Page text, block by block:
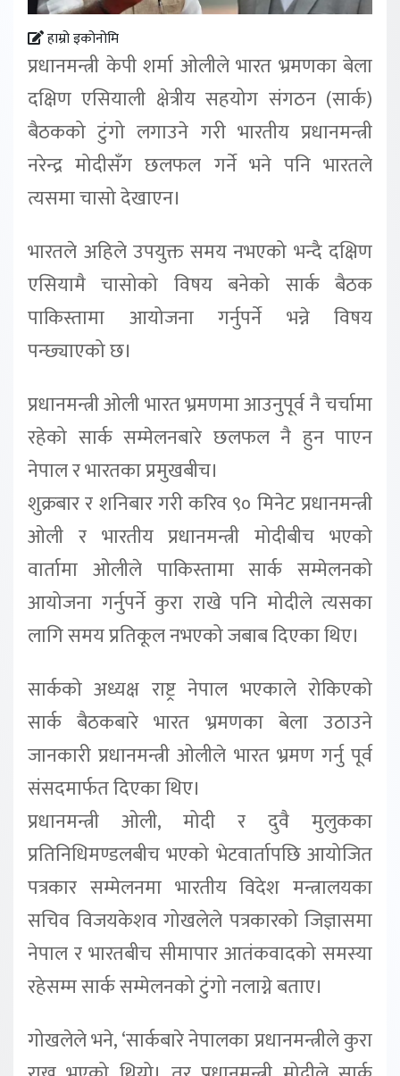
हाम्रो इकोनोमि
प्रधानमन्त्री केपी शर्मा ओलीले भारत भ्रमणका बेला
दक्षिण एसियाली क्षेत्रीय सहयोग संगठन (सार्क)
बैठकको टुंगो लगाउने गरी भारतीय प्रधानमन्त्री
नरेन्द्र मोदीसँग छलफल गर्ने भने पनि भारतले
त्यसमा चासो देखाएन।
भारतले अहिले उपयुक्त समय नभएको भन्दै दक्षिण
एसियामै चासोको विषय बनेको सार्क बैठक
पाकिस्तामा आयोजना गर्नुपर्ने भन्ने विषय
पन्छ्याएको छ।
प्रधानमन्त्री ओली भारत भ्रमणमा आउनुपूर्व नै चर्चामा
रहेको सार्क सम्मेलनबारे छलफल नै हुन पाएन
नेपाल र भारतका प्रमुखबीच।
शुक्रबार र शनिबार गरी करिव ९० मिनेट प्रधानमन्त्री
ओली र भारतीय प्रधानमन्त्री मोदीबीच भएको
वार्तामा ओलीले पाकिस्तामा सार्क सम्मेलनको
आयोजना गर्नुपर्ने कुरा राखे पनि मोदीले त्यसका
लागि समय प्रतिकूल नभएको जबाब दिएका थिए।
सार्कको अध्यक्ष राष्ट्र नेपाल भएकाले रोकिएको
सार्क बैठकबारे भारत भ्रमणका बेला उठाउने
जानकारी प्रधानमन्त्री ओलीले भारत भ्रमण गर्नु पूर्व
संसदमार्फत दिएका थिए।
प्रधानमन्त्री ओली, मोदी र दुवै मुलुकका
प्रतिनिधिमण्डलबीच भएको भेटवार्तापछि आयोजित
पत्रकार सम्मेलनमा भारतीय विदेश मन्त्रालयका
सचिव विजयकेशव गोखलेले पत्रकारको जिज्ञासमा
नेपाल र भारतबीच सीमापार आतंकवादको समस्या
रहेसम्म सार्क सम्मेलनको टुंगो नलाग्ने बताए।
गोखलेले भने, ‘सार्कबारे नेपालका प्रधानमन्त्रीले कुरा